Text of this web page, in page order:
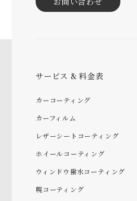
サービス & 料金表
カーコーティング
カーフィルム
レザーシートコーティング
ホイールコーティング
ウィンドウ撥水コーティング
幌コーティング